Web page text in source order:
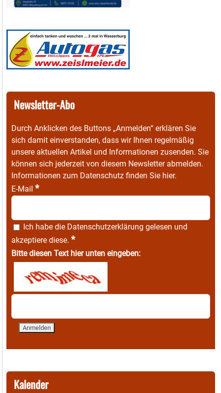
Newsletter-Abo
Durch Anklicken des Buttons „Anmelden“ erklären Sie
sich damit einverstanden, dass wir Ihnen regelmäßig
unsere aktuellen Artikel und Informationen zusenden. Sie
können sich jederzeit von diesem Newsletter abmelden.
Informationen zum Datenschutz finden Sie hier.
E-Mail *
Ich habe die Datenschutzerklärung gelesen und
akzeptiere diese. *
Bitte diesen Text hier unten eingeben:
Kalender